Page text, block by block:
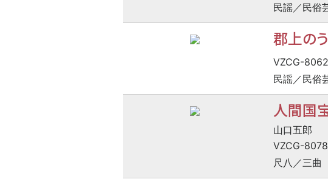
民謡／民俗
郡上のう
VZCG-8062
民謡／民俗
人間国
山口五郎
VZCG-8078
尺八／三曲